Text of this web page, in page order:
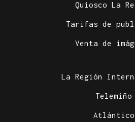
Quiosco La
Tarifas de
Venta de
La Región
Telemiño
Atlántico